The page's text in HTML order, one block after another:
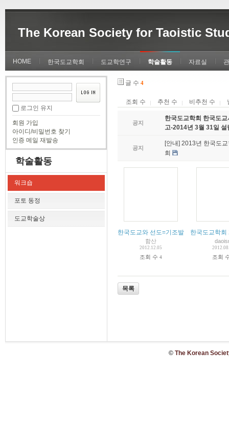
The Korean Society for Taoistic
HOME 한국도교학회 도교학연구 학술활동 자료실
로그인 유지
회원 가입
아이디/비밀번호 찾기
인증 메일 재발송
학술활동
워크숍
포토 동정
도교학술상
글 수 4
조회 수 추천 수 비추천 수
공지
한국도교학회 한국도
고-2014년 3월 31일 설
공지
[안내] 2013년 한국도
회
한국도교와 선도=기조발표-한국도교문
함산
2012.12.05
조회 수 4
한국도교학
조회
목록
© The Korean